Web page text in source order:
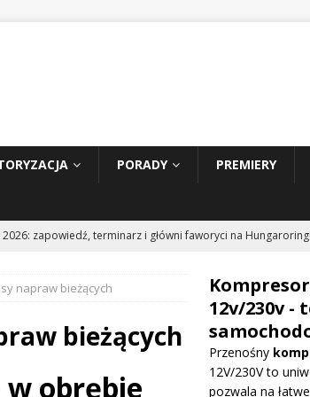
PORADY PREMIERY
2026: zapowiedź, terminarz i główni faworyci na
2: Tom Cruise wraca za kierownicę NASCAR
dużą aktualizację na GP Węgier i testuje skrzydło
napraw bieżących
bieżących
obrębie
12v/230v -
Przenośny
12V/230V to
pozwala na